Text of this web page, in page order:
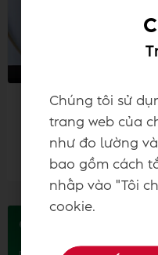
Chúng tôi sử
trang web của
như đo lường
bao gồm cách
nhấp vào "Tôi
cookie.